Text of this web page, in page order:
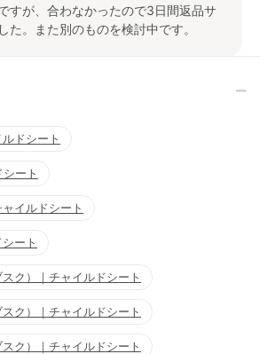
すが、合わなかったので3日間返品サ
た。また別のものを検討中です。
ドシート
ート
イルドシート
ート
ク）｜チャイルドシート
ク）｜チャイルドシート
ク）｜チャイルドシート